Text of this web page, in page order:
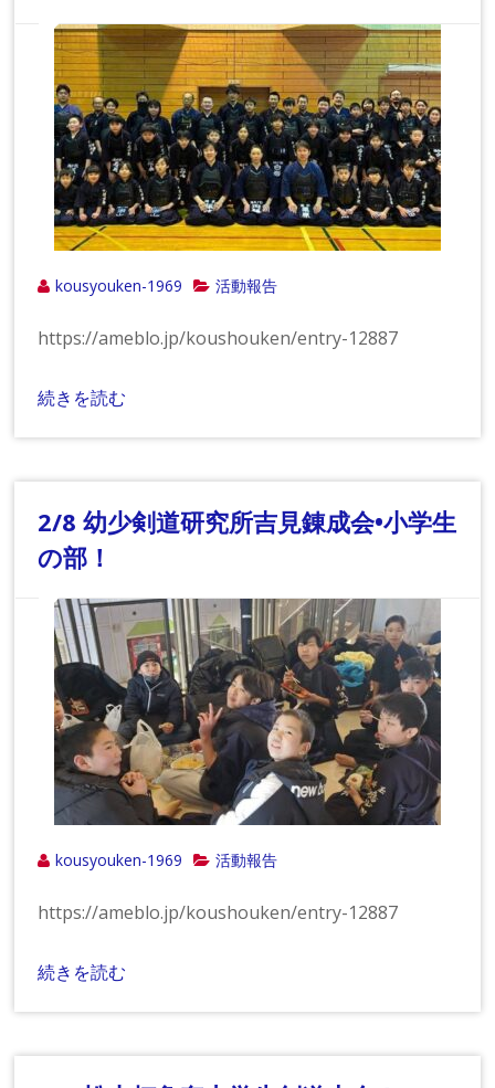
kousyouken-1969 活動報告
https://ameblo.jp/koushouken/entry-12887
続きを読む
2/8 幼少剣道研究所吉見錬成会•小学生
の部！
kousyouken-1969 活動報告
https://ameblo.jp/koushouken/entry-12887
続きを読む